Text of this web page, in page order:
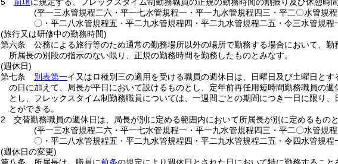
(平一三水管規程二六・平一七水管規程一・平一九水管規程四三・平二〇水管規
〇・平二八水管規程五・平二九水管規程四・平二九水管規程二五・令三水管規
(旅行又は研修中の勤務時間)
第六条
公務による旅行等のため通常の勤務場所以外の場所で勤務する場合において、
所属長の別段の指示のない限り、正規の勤務時間を勤務したものとみなす。
(週休日)
第七条
別表第一イ又はロ種別三の適用を受ける職員の週休日は、日曜日及び土曜日とす
の日に加えて、局長が平日において設けるものとし、定年前再任用短時間勤務職員の
とし、フレックスタイム制勤務職員については、一週間ごとの期間につき一日に限り
とができる。
2
交替勤務職員の週休日は、局長が別に定める範囲内において所属長が別に定めるものと
(平一三水管規程二六・平一七水管規程一・平一九水管規程四三・平二〇水管規
〇・平二八水管規程五・平二九水管規程四・平二九水管規程二五・令四水管規
(週休日の変更)